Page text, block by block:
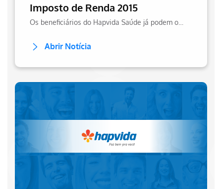
Imposto de Renda 2015
Abrir Notícia